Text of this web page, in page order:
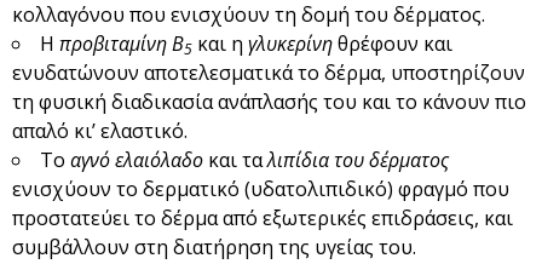
κολλαγόνου που ενισχύουν τη δομή του δέρματος.
Η προβιταμίνη Β5 και η γλυκερίνηθρέφουν και
ενυδατώνουν αποτελεσματικά το δέρμα, υποστηρίζουν
τη φυσική διαδικασία ανάπλασής του και το κάνουν πιο
απαλό κι’ ελαστικό.
Το αγνό ελαιόλαδο και ταλιπίδια του δέρματος
ενισχύουν το δερματικό (υδατολιπιδικό) φραγμό που
προστατεύει το δέρμα από εξωτερικές επιδράσεις, και
συμβάλλουν στη διατήρηση της υγείας του.